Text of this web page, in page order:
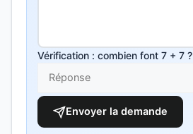
Vérification : combien font 7 + 7 ?
Envoyer la demande